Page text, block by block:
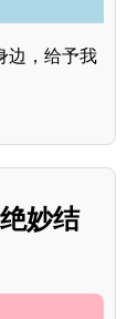
边，给予我
妙结